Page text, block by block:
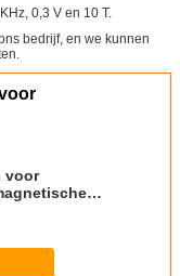
0,3 V en 10 T.
bedrijf, en we kunnen
voor